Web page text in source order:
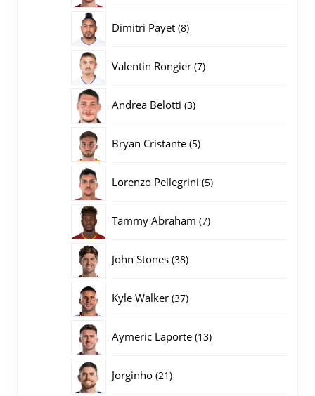
Dimitri Payet 88
Valentin Rongier 77
Andrea Belotti 33
Bryan Cristante 55
Lorenzo Pellegrini 55
Tammy Abraham 77
John Stones 3838
Kyle Walker 3737
Aymeric Laporte 1313
Jorginho 2121